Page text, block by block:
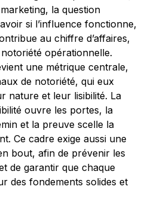
la question
si l’influence fonctionne,
au chiffre d’affaires,
opérationnelle.
une métrique centrale,
de notoriété, qui eux
nature et leur lisibilité. La
ouvre les portes, la
et la preuve scelle la
Ce cadre exige aussi une
bout, afin de prévenir les
de garantir que chaque
des fondements solides et